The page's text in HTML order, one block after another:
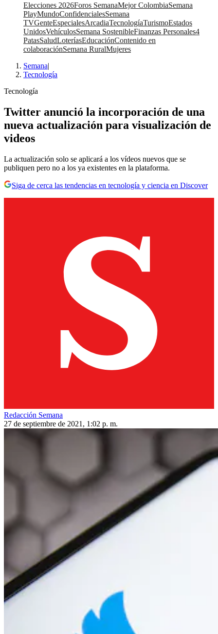
Elecciones 2026Foros SemanaMejor ColombiaSemana
PlayMundoConfidencialesSemana
TVGenteEspecialesArcadiaTecnologíaTurismoEstados
UnidosVehículosSemana SostenibleFinanzas Personales4
PatasSaludLoteríasEducaciónContenido en
colaboraciónSemana RuralMujeres
Semana|
Tecnología
Tecnología
Twitter anunció la incorporación de una
nueva actualización para visualización de
videos
La actualización solo se aplicará a los vídeos nuevos que se
publiquen pero no a los ya existentes en la plataforma.
Siga de cerca las tendencias en tecnología y ciencia en Discover
Redacción Semana
27 de septiembre de 2021, 1:02 p. m.